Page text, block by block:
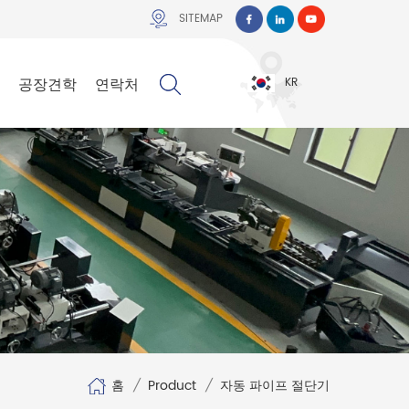
SITEMAP
KR
공장견학 연락처
홈 / Product / 자동 파이프 절단기